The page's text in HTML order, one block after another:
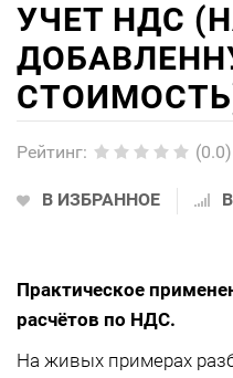
УЧЕТ НДС
Рейтинг: (0.0)
В ИЗБРАННОЕ
Практическое
расчётов по НДС.
На живых примерах